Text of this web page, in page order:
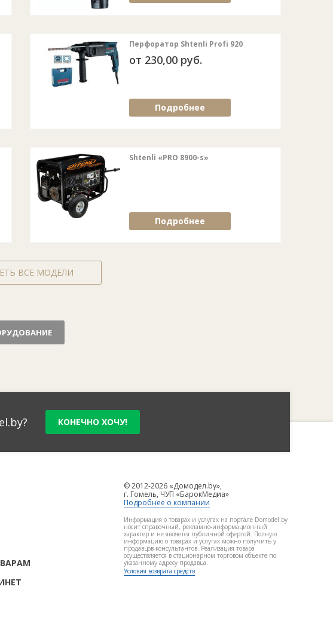
Перфоратор Shtenli Profi 920
от 230,00 руб.
Подробнее
Shtenli «PRO 8900-s»
Подробнее
ВСЕ МОДЕЛИ
КОНЕЧНО ХОЧУ!
© 2012-2026 «Домодел.by»,
г. Гомель, ЧУП «БарокМедиа»
Подробнее о компании
Информация о товарах и услугах на портале Domodel.by
носит справочный, рекламно-информационный
характер и не является публичной офертой. Полную
информацию о товарах и услугах можно получить у
продавцов-консультантов. Реализация товара
осуществляется в стационарном торговом объекте по
указанному адресу продавца.
Условия возврата средств